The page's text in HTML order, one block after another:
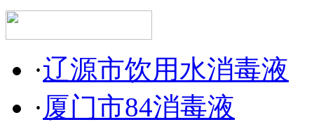
·辽源市饮用水消毒液
·厦门市84消毒液